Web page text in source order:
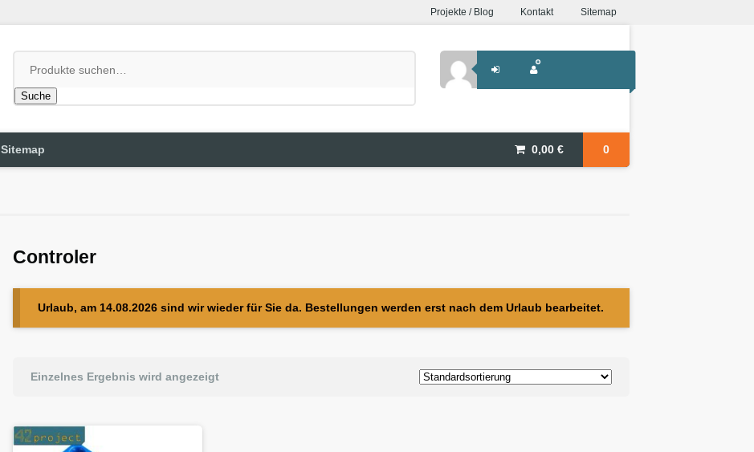
Projekte / Blog Kontakt Sitemap
Suche
0,00 € 0
Sitemap
Controler
Urlaub, am 14.08.2026 sind wir wieder für Sie da. Bestellungen werden erst nach dem Urlaub bearbeitet.
Einzelnes Ergebnis wird angezeigt